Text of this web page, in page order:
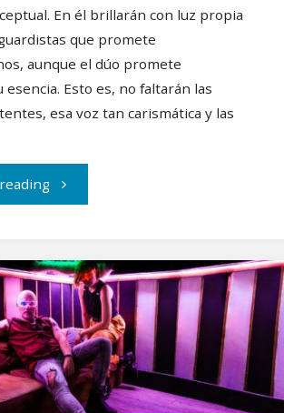
En él brillarán con luz propia
que promete
aunque el dúo promete
Esto es, no faltarán las
esa voz tan carismática y las
"Lost
Karma
lanza
un
grito